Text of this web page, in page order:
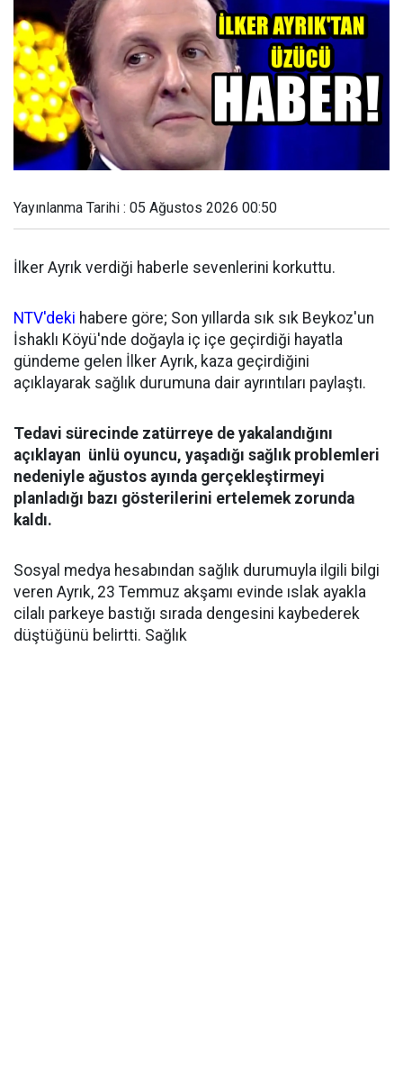
Yayınlanma Tarihi : 05 Ağustos 2026 00:50
İlker Ayrık verdiği haberle sevenlerini korkuttu.
NTV'deki habere göre; Son yıllarda sık sık Beykoz'un
İshaklı Köyü'nde doğayla iç içe geçirdiği hayatla
gündeme gelen İlker Ayrık, kaza geçirdiğini
açıklayarak sağlık durumuna dair ayrıntıları paylaştı.
Tedavi sürecinde zatürreye de yakalandığını
açıklayan ünlü oyuncu, yaşadığı sağlık problemleri
nedeniyle ağustos ayında gerçekleştirmeyi
planladığı bazı gösterilerini ertelemek zorunda
kaldı.
Sosyal medya hesabından sağlık durumuyla ilgili bilgi
veren Ayrık, 23 Temmuz akşamı evinde ıslak ayakla
cilalı parkeye bastığı sırada dengesini kaybederek
düştüğünü belirtti. Sağlık